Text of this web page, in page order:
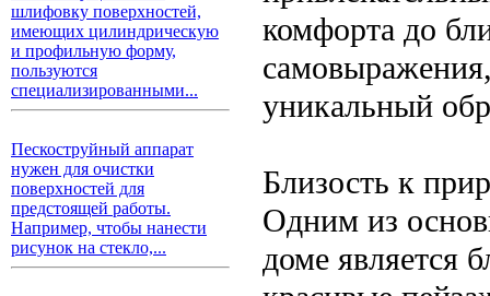
шлифовку поверхностей,
имеющих цилиндрическую
и профильную форму,
пользуются
специализированными...
Пескоструйный аппарат
нужен для очистки
поверхностей для
предстоящей работы.
Например, чтобы нанести
рисунок на стекло,...
комфорта до
уникальный
Близость к
Одним из
доме является